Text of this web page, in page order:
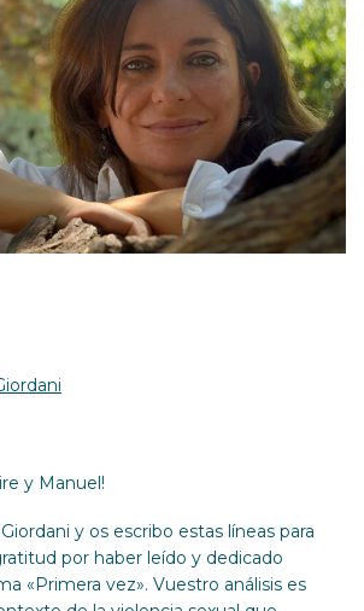
y Manuel!
y os escribo estas líneas para
por haber leído y dedicado
«Primera vez». Vuestro análisis es